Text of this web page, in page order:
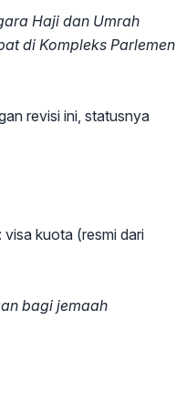
Haji dan Umrah
di Kompleks Parlemen
revisi ini, statusnya
visa kuota (resmi dari
bagi jemaah